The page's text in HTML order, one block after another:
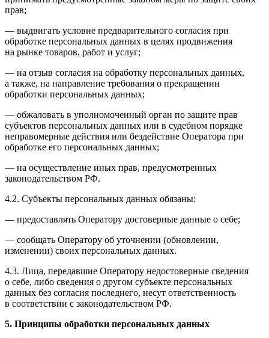
прав;
— выдвигать условие предварительного согласия при
обработке персональных данных в целях продвижения
на рынке товаров, работ и услуг;
— на отзыв согласия на обработку персональных данных,
а также, на направление требования о прекращении
обработки персональных данных;
— обжаловать в уполномоченный орган по защите прав
субъектов персональных данных или в судебном порядке
неправомерные действия или бездействие Оператора при
обработке его персональных данных;
— на осуществление иных прав, предусмотренных
законодательством РФ.
4.2. Субъекты персональных данных обязаны:
— предоставлять Оператору достоверные данные о себе;
— сообщать Оператору об уточнении (обновлении,
изменении) своих персональных данных.
4.3. Лица, передавшие Оператору недостоверные сведения
о себе, либо сведения о другом субъекте персональных
данных без согласия последнего, несут ответственность
в соответствии с законодательством РФ.
5. Принципы обработки персональных данных